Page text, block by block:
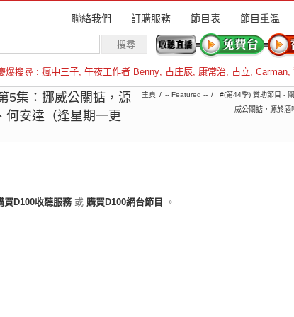
聯絡我們 訂購服務 節目表 節目重溫
爆搜尋 : 瘋中三子, 午夜工作者 Benny, 古庄辰, 康常治, 古立, Carman,
5集：挪威公關掂，源
何安達（逢星期一更
主頁 -- Featured --
#(第44季) 贊助節目 -
威公關掂，源於酒
買D100收聽服務 或 購買D100網台節目 。